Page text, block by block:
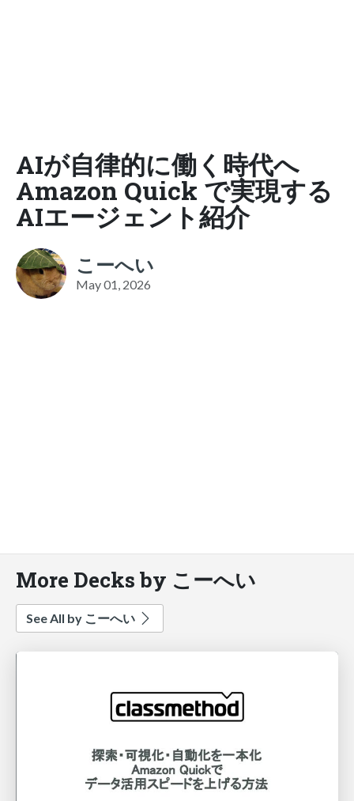
AIが自律的に働く時代へ
Amazon Quick で実現する
AIエージェント紹介
こーへい
May 01, 2026
More Decks by こーへい
See All by こーへい